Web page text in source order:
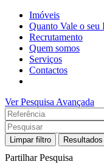
Imóveis
Quanto Vale o seu
Recrutamento
Quem somos
Serviços
Contactos
Ver Pesquisa Avançada
Limpar filtro Resultados
Partilhar Pesquisa